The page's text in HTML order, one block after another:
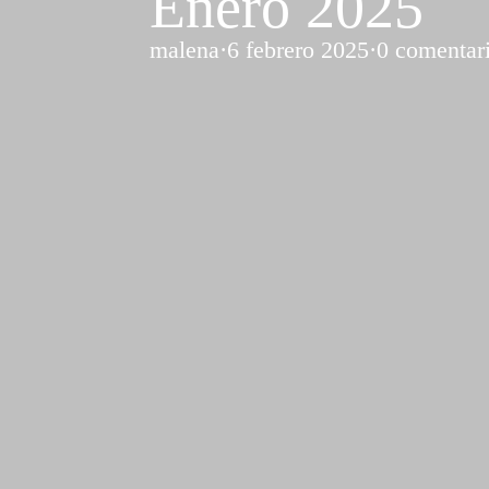
malena·6 febrero 2025·0